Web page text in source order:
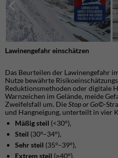
Lawinengefahr einschätzen
Das Beurteilen der Lawinengefahr
Nutze bewährte
Reduktionsmethoden oder digitale
Warnzeichen im Gelände, meide
Zweifelsfall um. DieStop or Go©-
und Hangneigung, unterteilt in vier
Mäßig steil (<30°),
Steil (30°–34°),
Sehr steil (35°–39°),
Extrem steil (≥40°).